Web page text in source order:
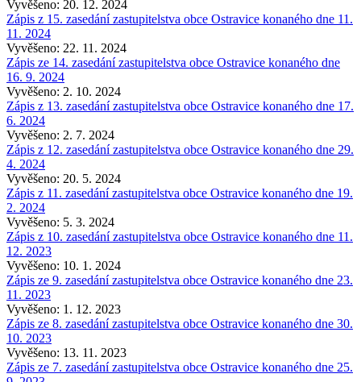
Vyvěšeno: 20. 12. 2024
Zápis z 15. zasedání zastupitelstva obce Ostravice konaného dne 11.
11. 2024
Vyvěšeno: 22. 11. 2024
Zápis ze 14. zasedání zastupitelstva obce Ostravice konaného dne
16. 9. 2024
Vyvěšeno: 2. 10. 2024
Zápis z 13. zasedání zastupitelstva obce Ostravice konaného dne 17.
6. 2024
Vyvěšeno: 2. 7. 2024
Zápis z 12. zasedání zastupitelstva obce Ostravice konaného dne 29.
4. 2024
Vyvěšeno: 20. 5. 2024
Zápis z 11. zasedání zastupitelstva obce Ostravice konaného dne 19.
2. 2024
Vyvěšeno: 5. 3. 2024
Zápis z 10. zasedání zastupitelstva obce Ostravice konaného dne 11.
12. 2023
Vyvěšeno: 10. 1. 2024
Zápis ze 9. zasedání zastupitelstva obce Ostravice konaného dne 23.
11. 2023
Vyvěšeno: 1. 12. 2023
Zápis ze 8. zasedání zastupitelstva obce Ostravice konaného dne 30.
10. 2023
Vyvěšeno: 13. 11. 2023
Zápis ze 7. zasedání zastupitelstva obce Ostravice konaného dne 25.